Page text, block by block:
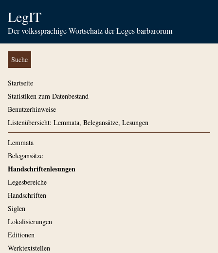
LegIT
Der volkssprachige Wortschatz der Leges barbarorum
Suche
Startseite
Statistiken zum Datenbestand
Benutzerhinweise
Listenübersicht: Lemmata, Belegansätze, Lesungen
Lemmata
Belegansätze
Handschriftenlesungen
Legesbereiche
Handschriften
Siglen
Lokalisierungen
Editionen
Werktextstellen